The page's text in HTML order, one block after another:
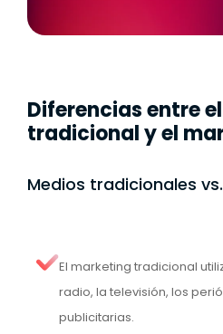
Diferencias entre
tradicional y el
Medios tradicionales
El marketing tradicional
radio, la televisión, los
publicitarias.